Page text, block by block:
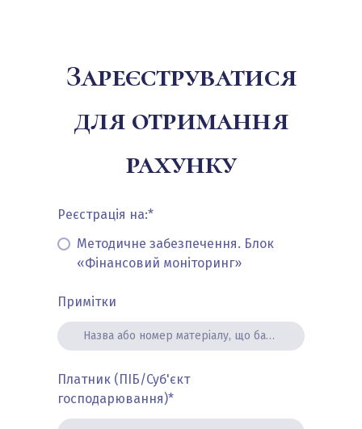
Зареєструватися
для отримання
рахунку
Реєстрація на:*
Методичне забезпечення. Блок
«Фінансовий моніторинг»
Примітки
Платник (ПІБ/Суб'єкт
господарювання)*